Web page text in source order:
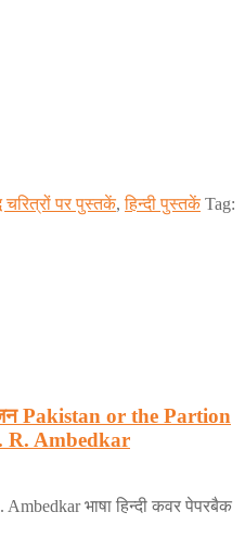
चरित्रों पर पुस्तकें,हिन्दी पुस्तकें Tag:
Pakistan or the Partion
R. Ambedkar
भाषा हिन्दी कवर पेपरबैक